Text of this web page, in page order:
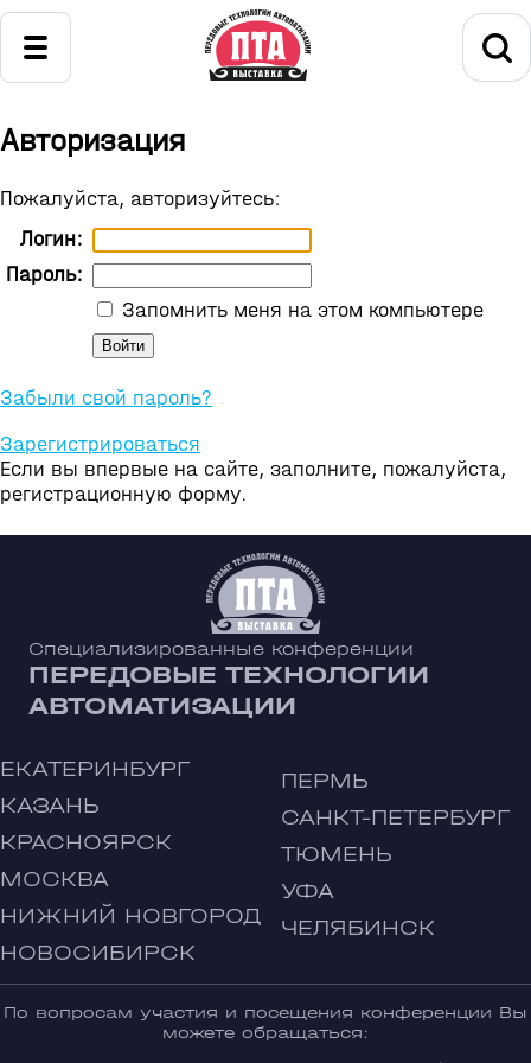
Авторизация
Пожалуйста, авторизуйтесь:
Логин:
Пароль:
Запомнить меня на этом компьютере
Забыли свой пароль?
Зарегистрироваться
Если вы впервые на сайте, заполните, пожалуйста,
регистрационную форму.
Специализированные конференции
ПЕРЕДОВЫЕ ТЕХНОЛОГИИ
АВТОМАТИЗАЦИИ
ЕКАТЕРИНБУРГ
КАЗАНЬ
КРАСНОЯРСК
МОСКВА
НИЖНИЙ НОВГОРОД
НОВОСИБИРСК
ПЕРМЬ
САНКТ-ПЕТЕРБУРГ
ТЮМЕНЬ
УФА
ЧЕЛЯБИНСК
По вопросам участия и посещения конференции Вы
можете обращаться: